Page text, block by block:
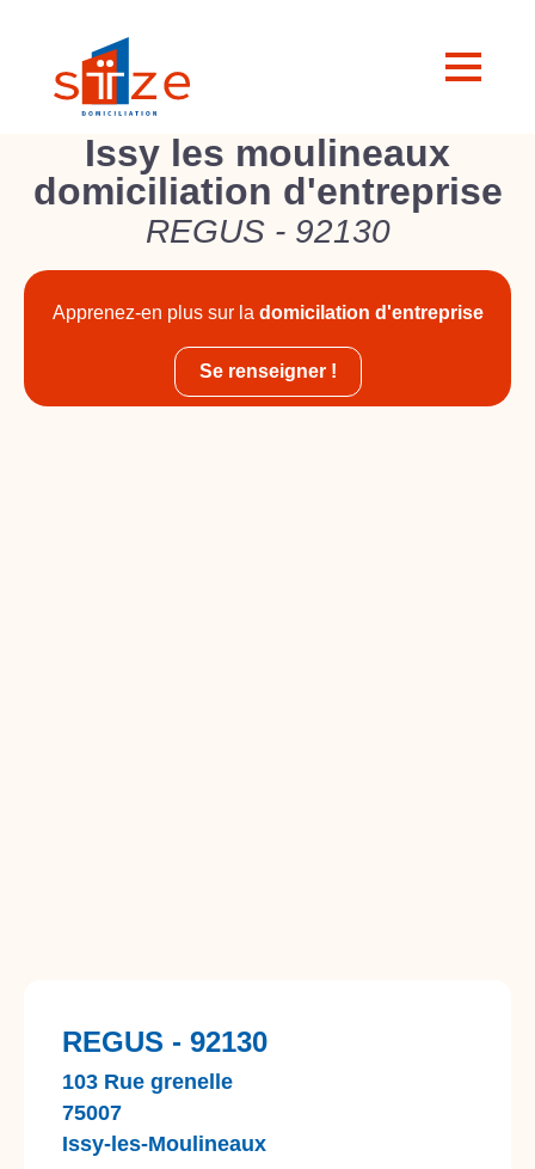
Issy les moulineaux
domiciliation d'entreprise
REGUS - 92130
Apprenez-en plus sur la domicilation d'entreprise
Se renseigner !
REGUS - 92130
103 Rue grenelle
75007
Issy-les-Moulineaux